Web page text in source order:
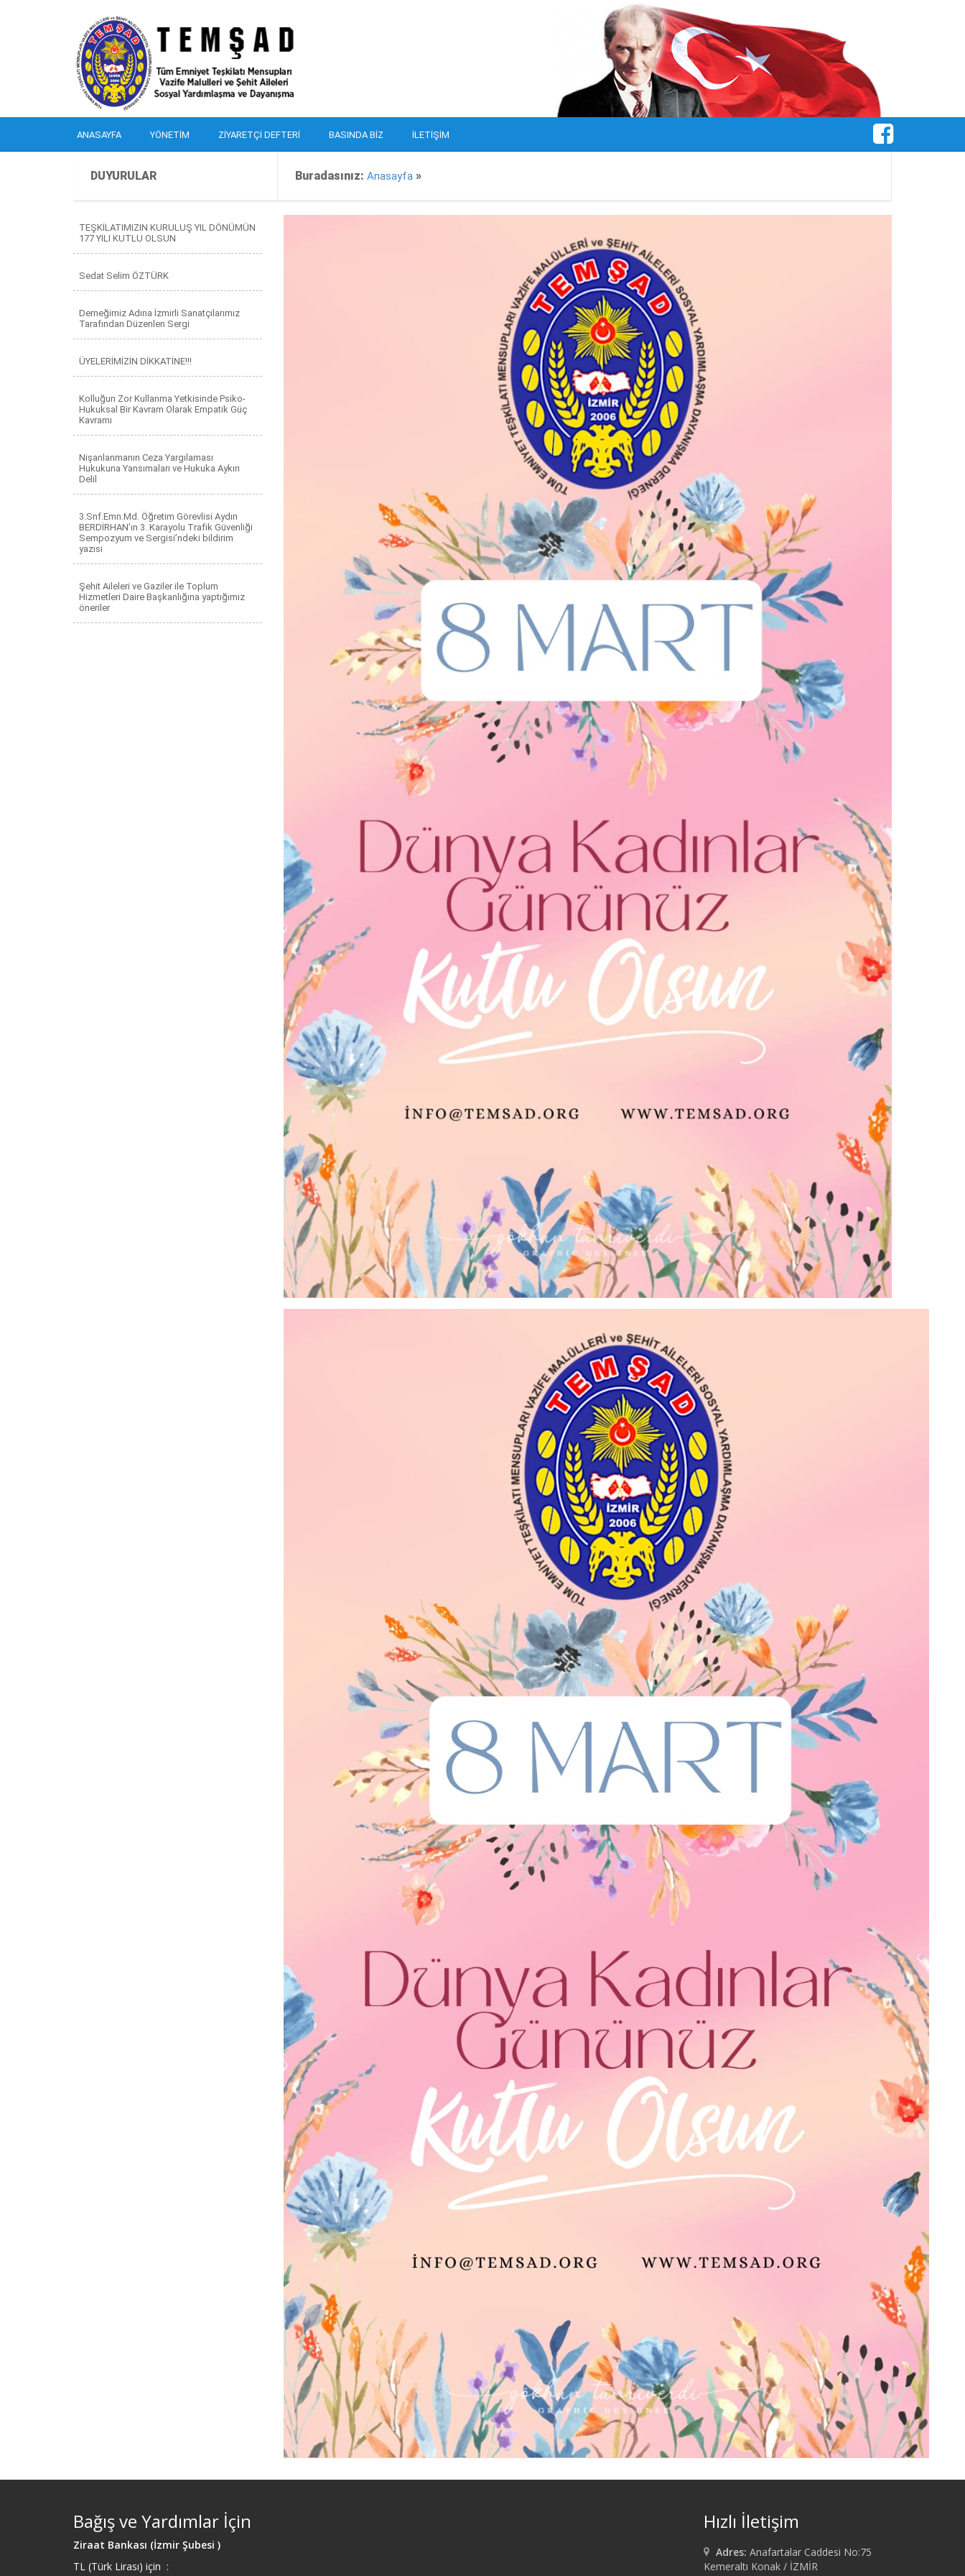
ANASAYFA YÖNETIM ZIYARETÇI DEFTERI BASINDA BIZ İLETIŞIM
DUYURULAR Buradasınız: Anasayfa »
TEŞKİLATIMIZIN KURULUŞ YIL DÖNÜMÜN
177 YILI KUTLU OLSUN
Sedat Selim ÖZTÜRK
Derneğimiz Adına İzmirli Sanatçılarımız
Tarafından Düzenlen Sergi
ÜYELERİMİZİN DİKKATİNE!!!
Kolluğun Zor Kullanma Yetkisinde Psiko-
Hukuksal Bir Kavram Olarak Empatik Güç
Kavramı
Nişanlanmanın Ceza Yargılaması
Hukukuna Yansımaları ve Hukuka Aykırı
Delil
3.Snf.Emn.Md. Öğretim Görevlisi Aydın
BERDİRHAN’ın 3. Karayolu Trafik Güvenliği
Sempozyum ve Sergisi’ndeki bildirim
yazısı
Şehit Aileleri ve Gaziler ile Toplum
Hizmetleri Daire Başkanlığına yaptığımız
öneriler
Bağış ve Yardımlar İçin
Ziraat Bankası (İzmir Şubesi )
TL (Türk Lirası) için :
Hızlı İletişim
Adres: Anafartalar Caddesi No:75
Kemeraltı Konak / İZMİR